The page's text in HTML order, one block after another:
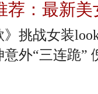
荐：最新美
挑战女装
意外“三连跪”